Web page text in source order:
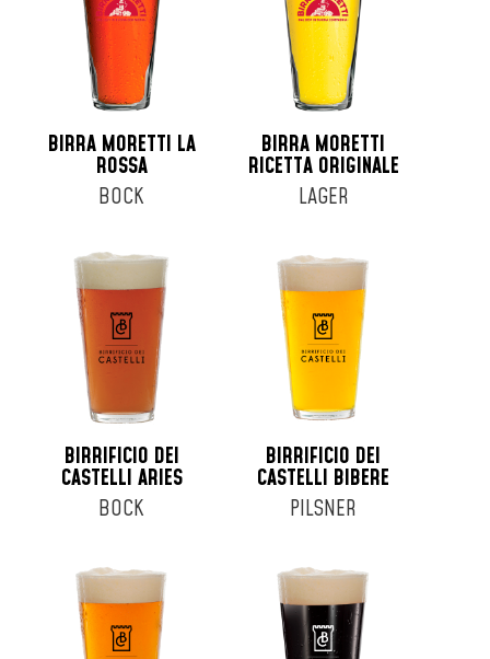
Lattina 50cl
Lattina 52cl
BIRRA MORETTI LA
ROSSA
BOCK
BIRRA MORETTI
RICETTA ORIGINALE
LAGER
BIRRIFICIO DEI
CASTELLI ARIES
BOCK
BIRRIFICIO DEI
CASTELLI BIBERE
PILSNER